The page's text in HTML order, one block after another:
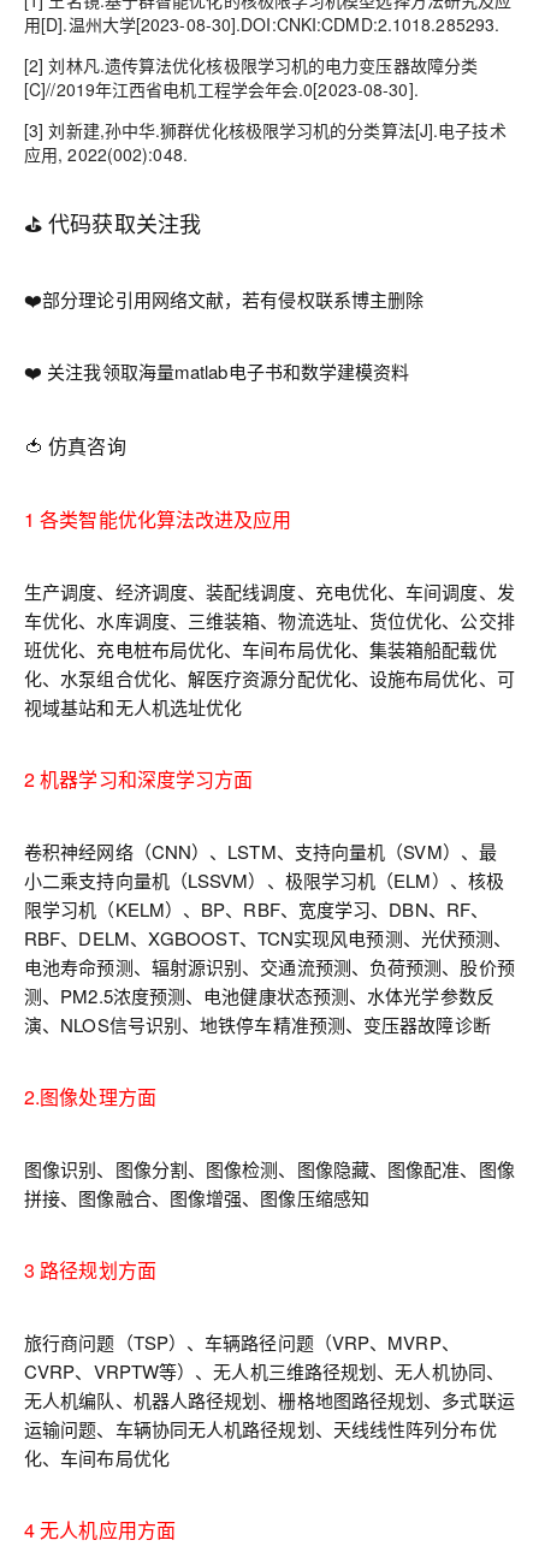
用[D].温州大学[2023-08-30].DOI:CNKI:CDMD:2.1018.285293.
[2] 刘林凡.遗传算法优化核极限学习机的电力变压器故障分类
[C]//2019年江西省电机工程学会年会.0[2023-08-30].
[3] 刘新建,孙中华.狮群优化核极限学习机的分类算法[J].电子技术
应用, 2022(002):048.
⛳️ 代码获取关注我
❤️部分理论引用网络文献，若有侵权联系博主删除
❤️ 关注我领取海量matlab电子书和数学建模资料
🍅 仿真咨询
1 各类智能优化算法改进及应用
生产调度、经济调度、装配线调度、充电优化、车间调度、发
车优化、水库调度、三维装箱、物流选址、货位优化、公交排
班优化、充电桩布局优化、车间布局优化、集装箱船配载优
化、水泵组合优化、解医疗资源分配优化、设施布局优化、可
视域基站和无人机选址优化
2 机器学习和深度学习方面
卷积神经网络（CNN）、LSTM、支持向量机（SVM）、最
小二乘支持向量机（LSSVM）、极限学习机（ELM）、核极
限学习机（KELM）、BP、RBF、宽度学习、DBN、RF、
RBF、DELM、XGBOOST、TCN实现风电预测、光伏预测、
电池寿命预测、辐射源识别、交通流预测、负荷预测、股价预
测、PM2.5浓度预测、电池健康状态预测、水体光学参数反
演、NLOS信号识别、地铁停车精准预测、变压器故障诊断
2.图像处理方面
图像识别、图像分割、图像检测、图像隐藏、图像配准、图像
拼接、图像融合、图像增强、图像压缩感知
3 路径规划方面
旅行商问题（TSP）、车辆路径问题（VRP、MVRP、
CVRP、VRPTW等）、无人机三维路径规划、无人机协同、
无人机编队、机器人路径规划、栅格地图路径规划、多式联运
运输问题、车辆协同无人机路径规划、天线线性阵列分布优
化、车间布局优化
4 无人机应用方面